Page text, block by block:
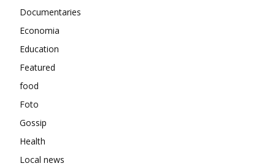
Documentaries
Economia
Education
Featured
food
Foto
Gossip
Health
Local news